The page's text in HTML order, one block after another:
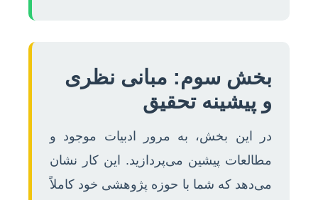
بخش سوم: مبانی نظری
و پیشینه تحقیق
در این بخش، به مرور ادبیات موجود و
مطالعات پیشین می‌پردازید. این کار نشان
می‌دهد که شما با حوزه پژوهشی خود کاملاً